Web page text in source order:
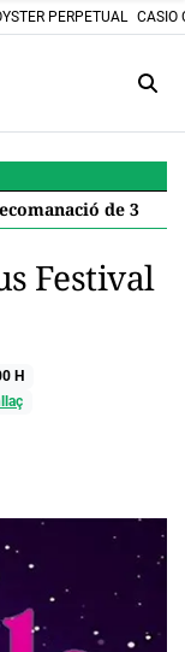
PERPETUAL CASIO
11 i què significa per a tu
Festival
H